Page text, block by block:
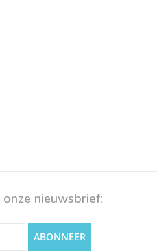
nieuwsbrief:
ABONNEER